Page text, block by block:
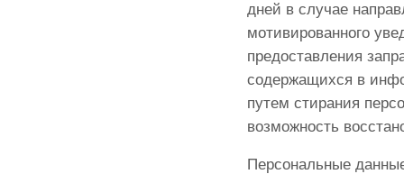
дней в случае
мотивированного
предоставления
содержащихся в
путем стирания
возможность
Персональные